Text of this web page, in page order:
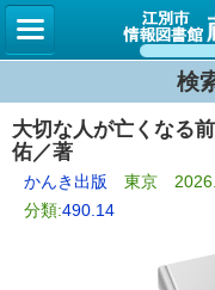
検
大切な人が亡くなる
佑／著
かんき出版 東京
分類:490.14